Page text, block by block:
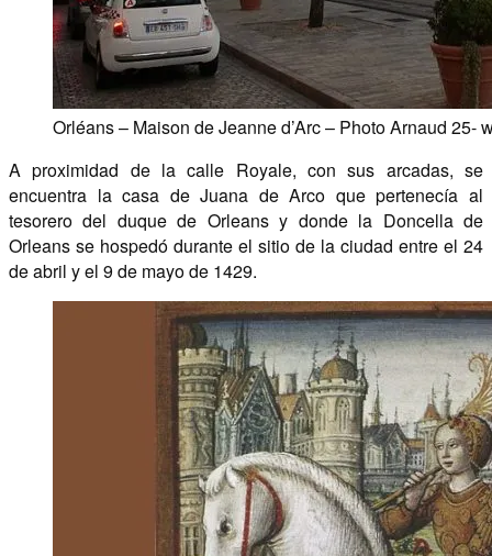
Orléans – Maison de Jeanne d’Arc – Photo Arnaud 25-
A proximidad de la calle Royale, con sus arcadas, se
encuentra la casa de Juana de Arco que pertenecía al
tesorero del duque de Orleans y donde la Doncella de
Orleans se hospedó durante el sitio de la ciudad entre el 24
de abril y el 9 de mayo de 1429.